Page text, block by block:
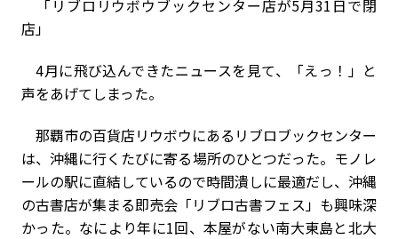
「リブロリウボウブックセンター店が5月31日で閉
店」
4月に飛び込んできたニュースを見て、「えっ！」と
声をあげてしまった。
那覇市の百貨店リウボウにあるリブロブックセンター
は、沖縄に行くたびに寄る場所のひとつだった。モノレ
ールの駅に直結しているので時間潰しに最適だし、沖縄
の古書店が集まる即売会「リブロ古書フェス」も興味深
かった。なにより年に1回、本屋がない南大東島と北大